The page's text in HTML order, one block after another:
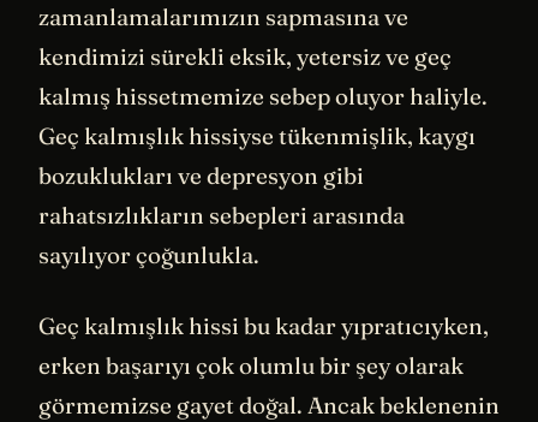
zamanlamalarımızın sapmasına ve
kendimizi sürekli eksik, yetersiz ve geç
kalmış hissetmemize sebep oluyor haliyle.
Geç kalmışlık hissiyse tükenmişlik, kaygı
bozuklukları ve depresyon gibi
rahatsızlıkların sebepleri arasında
sayılıyor çoğunlukla.
Geç kalmışlık hissi bu kadar yıpratıcıyken,
erken başarıyı çok olumlu bir şey olarak
görmemizse gayet doğal. Ancak beklenenin